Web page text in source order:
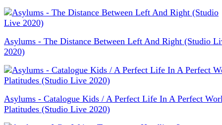
Asylums - The Distance Between Left And Right (Studio
2020)
Asylums - Catalogue Kids / A Perfect Life In A Perfect
Platitudes (Studio Live 2020)